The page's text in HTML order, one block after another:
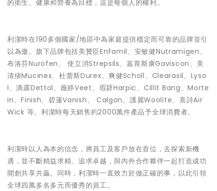
的衛生、健康和營養為目標，這是每個人的權利。
利潔時在190多個國家/地區中為家庭提供穩定而可靠的品牌並引
以為傲。旗下品牌包括美贊臣Enfamil、安敏健Nutramigen、
布洛芬Nurofen、 使立消Strepsils、嘉胃斯康Gaviscon、美
清痰Mucinex、杜蕾斯Durex、爽健Scholl、Clearasil、Lyso
l、滴露Dettol、薇婷Veet、瑕辟Harpic、Cillit Bang、Morte
in、Finish、碧蓮Vanish、 Calgon、護麗Woolite、喜詩Air
Wick 等。利潔時每天銷售約2000萬件產品予全球消費者。
利潔時以人為本的信念，將員工及客戶放在首位，去探索新機
遇，並不斷精益求精、追求卓越，與內外合作夥伴一起打造成功
開創共享共贏。同時，利潔時一直致力於做正確的事，以此引領
全球四萬多名多元而優秀的員工。